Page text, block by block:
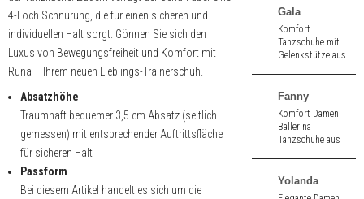
4-Loch Schnürung, die für einen sicheren und
individuellen Halt sorgt. Gönnen Sie sich den
Luxus von Bewegungsfreiheit und Komfort mit
Runa – Ihrem neuen Lieblings-Trainerschuh.
Absatzhöhe
Traumhaft bequemer 3,5 cm Absatz (seitlich
gemessen) mit entsprechender Auftrittsfläche
für sicheren Halt
Passform
Bei diesem Artikel handelt es sich um die
hoher Absatz.
Gala
Komfort
Tanzschuhe mit
Gelenkstütze aus
Absatz.
Fanny
Komfort Damen
Ballerina
Tanzschuhe aus
hoher Absatz.
Yolanda